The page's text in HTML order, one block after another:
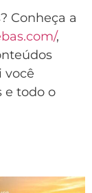
Conheça a
,
você
e todo o